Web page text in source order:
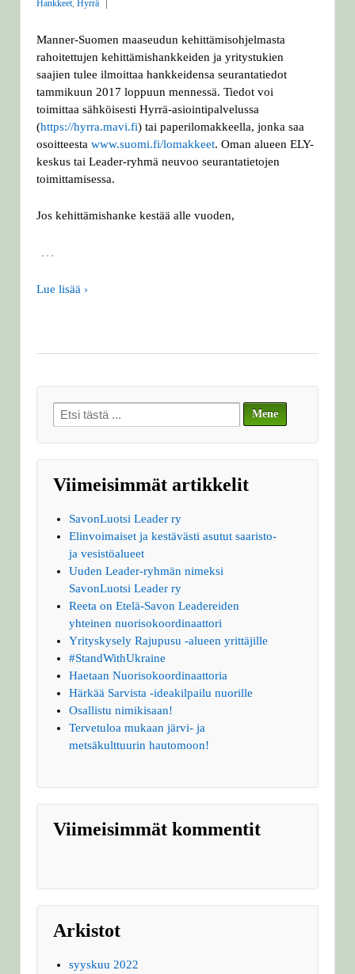
Hankkeet Hyrrä
Manner-Suomen maaseudun kehittämisohjelmasta
rahoitettujen kehittämishankkeiden ja yritystukien
saajien tulee ilmoittaa hankkeidensa seurantatiedot
tammikuun 2017 loppuun mennessä. Tiedot voi
toimittaa sähköisesti Hyrrä-asiointipalvelussa
(https://hyrra.mavi.fi) tai paperilomakkeella, jonka saa
osoitteesta www.suomi.fi/lomakkeet. Oman alueen ELY-
keskus tai Leader-ryhmä neuvoo seurantatietojen
toimittamisessa.
Jos kehittämishanke kestää alle vuoden,
…
Lue lisää ›
Search
for:
Viimeisimmät artikkelit
SavonLuotsi Leader ry
Elinvoimaiset ja kestävästi asutut saaristo-
ja vesistöalueet
Uuden Leader-ryhmän nimeksi
SavonLuotsi Leader ry
Reeta on Etelä-Savon Leadereiden
yhteinen nuorisokoordinaattori
Yrityskysely Rajupusu -alueen yrittäjille
#StandWithUkraine
Haetaan Nuorisokoordinaattoria
Härkää Sarvista -ideakilpailu nuorille
Osallistu nimikisaan!
Tervetuloa mukaan järvi- ja
metsäkulttuurin hautomoon!
Viimeisimmät kommentit
Arkistot
syyskuu 2022